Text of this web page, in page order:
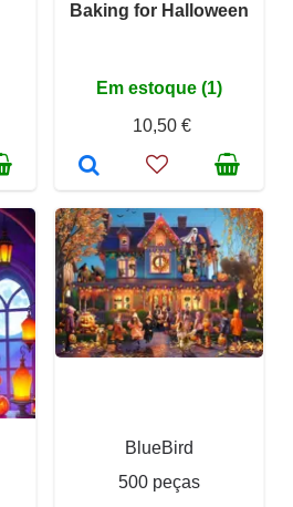
Baking for Halloween
Em estoque (1)
10,50 €
BlueBird
500 peças